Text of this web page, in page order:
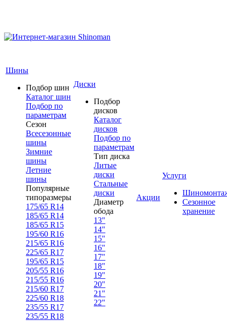
Шины
Подбор шин
Каталог шин
Подбор по
параметрам
Сезон
Всесезонные
шины
Зимние
шины
Летние
шины
Популярные
типоразмеры
175/65 R14
185/65 R14
185/65 R15
195/60 R16
215/65 R16
225/65 R17
195/65 R15
205/55 R16
215/55 R16
215/60 R17
225/60 R18
235/55 R17
235/55 R18
Диски
Подбор
дисков
Каталог
дисков
Подбор по
параметрам
Тип диска
Литые
диски
Стальные
диски
Диаметр
обода
13"
14"
15"
16"
17"
18"
19"
20"
21"
22"
Акции
Услуги
Сезонное
хранение